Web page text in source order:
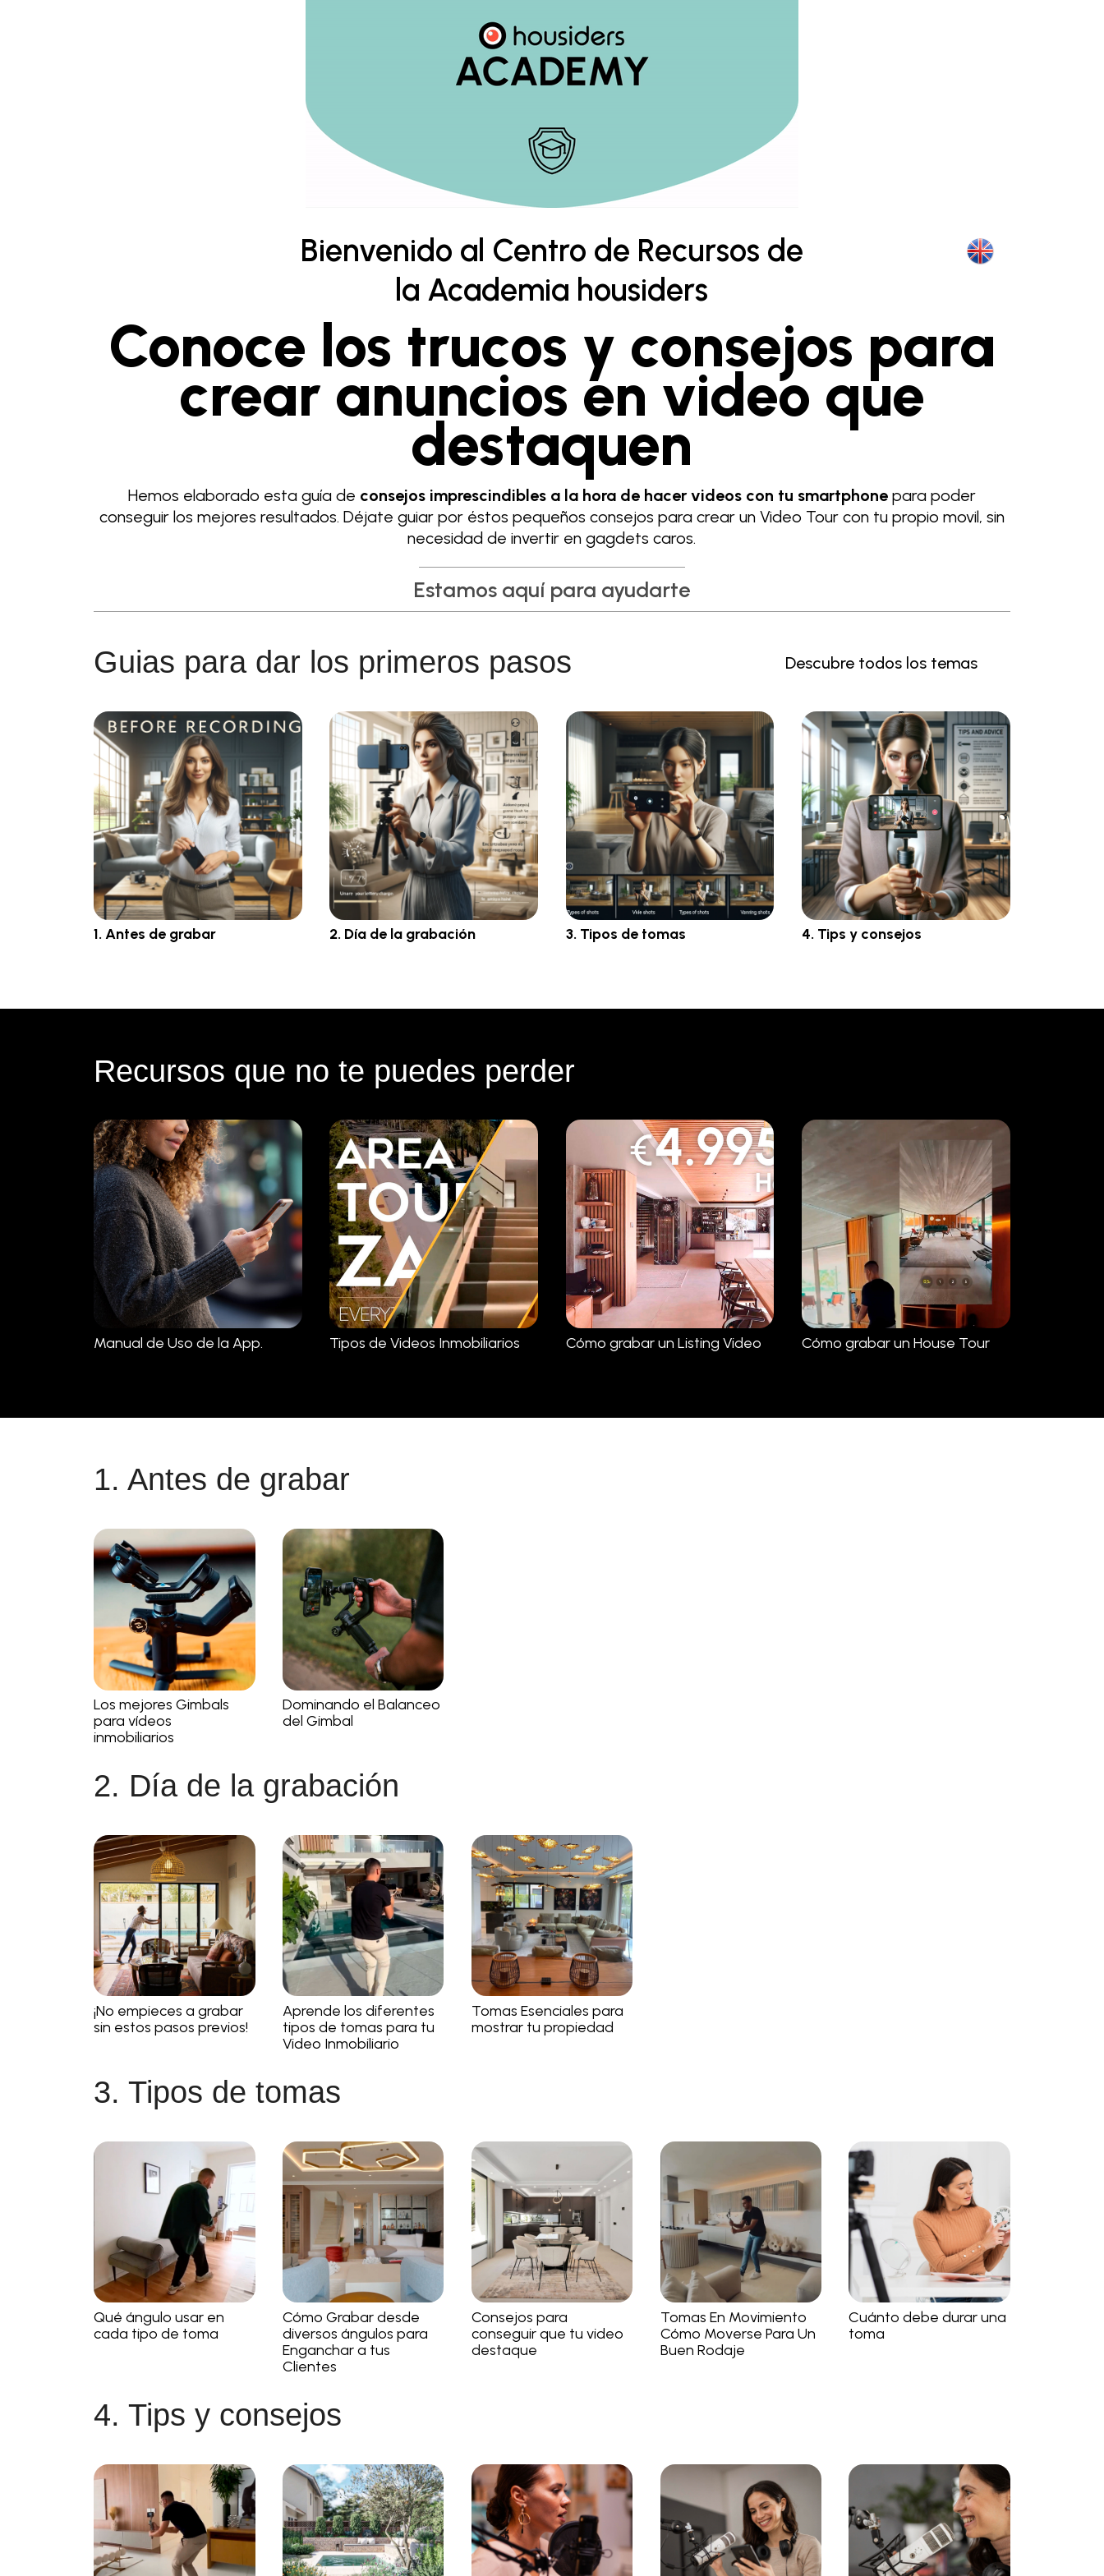
Bienvenido al Centro de Recursos de
la Academia housiders
Conoce los trucos y consejos para
crear anuncios en video que
destaquen
Hemos elaborado esta guía de consejos imprescindibles a la hora de hacer videos con tu smartphonepara poder
conseguir los mejores resultados. Déjate guiar por éstos pequeños consejos para crear un Video Tour con tu propio movil, sin
necesidad de invertir en gagdets caros.
Estamos aquí para ayudarte
Guias para dar los primeros pasos Descubre todos los temas
1. Antes de grabar 2. Día de la grabación 3. Tipos de tomas 4. Tips y consejos
Recursos que no te puedes perder
Manual de Uso de la App. Tipos de Videos Inmobiliarios Cómo grabar un Listing Video Cómo grabar un House Tour
1. Antes de grabar
Los mejores Gimbals
para vídeos
inmobiliarios
Dominando el Balanceo
del Gimbal
2. Día de la grabación
¡No empieces a grabar
sin estos pasos previos!
Aprende los diferentes
tipos de tomas para tu
Video Inmobiliario
Tomas Esenciales para
mostrar tu propiedad
3. Tipos de tomas
Qué ángulo usar en
cada tipo de toma
Cómo Grabar desde
diversos ángulos para
Enganchar a tus
Clientes
Consejos para
conseguir que tu video
destaque
Tomas En Movimiento
Cómo Moverse Para Un
Buen Rodaje
Cuánto debe durar una
toma
4. Tips y consejos